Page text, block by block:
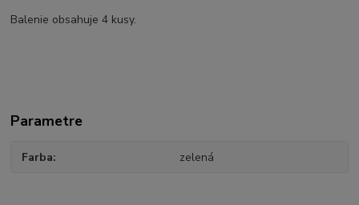
Balenie obsahuje 4 kusy.
Parametre
Farba zelená